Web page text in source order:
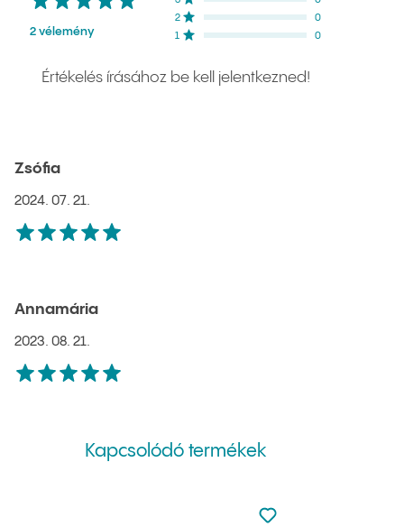
2 vélemény
2 csillag
0
1 csillag 0
Értékelés írásához be kell jelentkezned!
Zsófia
2024. 07. 21.
5 csillag
Annamária
2023. 08. 21.
5 csillag
Kapcsolódó termékek
Nincsen hozzáadva